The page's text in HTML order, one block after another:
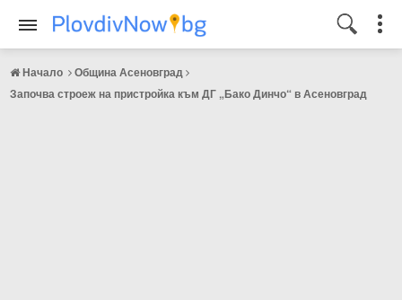
Начало
Община Асеновград
Започва строеж на пристройка към ДГ „Бако Динчо“ в Асеновград